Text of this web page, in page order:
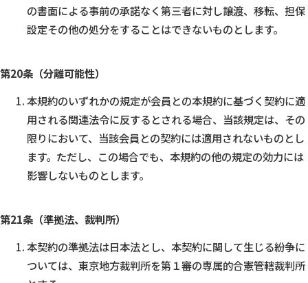
の書面による事前の承諾なく第三者に対し譲渡、移転、担保
設定その他の処分をすることはできないものとします。
第20条（分離可能性）
本規約のいずれかの規定が会員との本規約に基づく契約に適
用される関連法令に反するとされる場合、当該規定は、その
限りにおいて、当該会員との契約には適用されないものとし
ます。ただし、この場合でも、本規約の他の規定の効力には
影響しないものとします。
第21条（準拠法、裁判所）
本契約の準拠法は日本法とし、本契約に関して生じる紛争に
ついては、東京地方裁判所を第１審の専属的合憲管轄裁判所